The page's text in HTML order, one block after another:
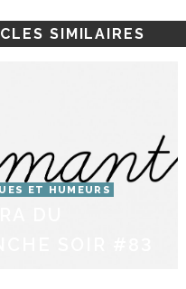
SIMILAIRES
ET HUMEURS